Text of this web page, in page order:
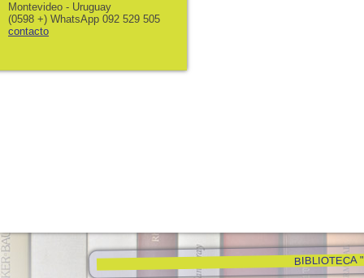
BIBLIOTECA
Montevideo - Uruguay
(0598 +) WhatsApp 092 529 505
contacto